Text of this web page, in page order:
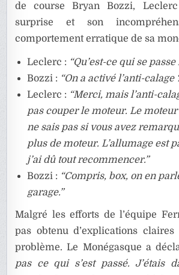
de course Bryan Bozzi,
surprise et son
comportement erratique de sa
Leclerc : “Qu’est-ce qui se passe
Bozzi : “On a activé l’anti-calage
Leclerc : “Merci, mais l’anti-
pas couper le moteur. Le moteur
ne sais pas si vous avez
plus de moteur. L’allumage est
j’ai dû tout recommencer.”
Bozzi : “Compris, box, on en
garage.”
Malgré les efforts de l’équipe
pas obtenu d’explications
problème. Le Monégasque a
pas ce qui s’est passé. J’étais